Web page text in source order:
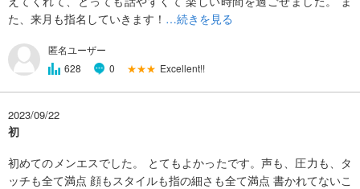
た、来月も指名していきます！ …続きを見る
匿名ユーザー
628
0 ★★★ Excellent!!
2023/09/22
初
初めてのメンエスでした。 とてもよかったです。声も、圧力も、タ
ッチも全て満点 顔もスタイルも指の細さも全て満点 書かれてないこ